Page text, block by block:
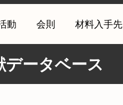
動 会則 材料入手先
データベース